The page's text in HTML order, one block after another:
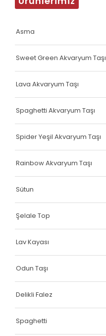
Asma
Sweet Green Akvaryum Taşı
Lava Akvaryum Taşı
Spaghetti Akvaryum Taşı
Spider Yeşil Akvaryum Taşı
Rainbow Akvaryum Taşı
Sütun
Şelale Top
Lav Kayası
Odun Taşı
Delikli Falez
Spaghetti